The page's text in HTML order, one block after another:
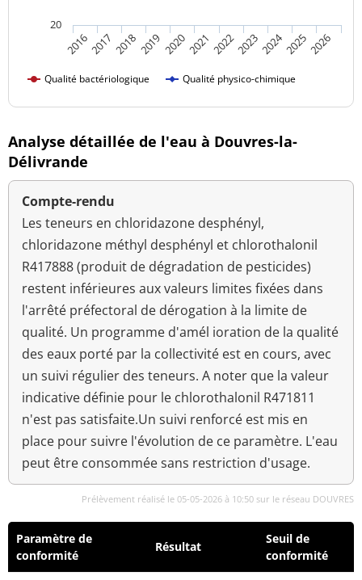
Qualité bactériologique Qualité physico-chimique
20162017 201820192020202120222023202420252026
20
Analyse détaillée de l'eau à Douvres-la-
Délivrande
Compte-rendu
Les teneurs en chloridazone desphényl,
chloridazone méthyl desphényl et chlorothalonil
R417888 (produit de dégradation de pesticides)
restent inférieures aux valeurs limites fixées dans
l'arrêté préfectoral de dérogation à la limite de
qualité. Un programme d'amél ioration de la qualité
des eaux porté par la collectivité est en cours, avec
un suivi régulier des teneurs. A noter que la valeur
indicative définie pour le chlorothalonil R471811
n'est pas satisfaite.Un suivi renforcé est mis en
place pour suivre l'évolution de ce paramètre. L'eau
peut être consommée sans restriction d'usage.
Prélèvement réalisé le 05-05-2026 à 10:50 sur le réseau DOUVRES
Paramètre de
conformité
Résultat
Seuil de
conformité